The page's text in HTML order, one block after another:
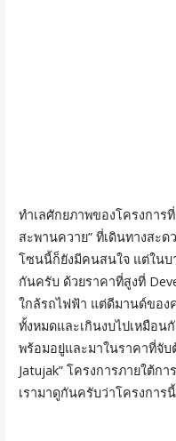
ทำเลศักยภาพของโครงการ
สะพานควาย” ที่เดินทางสะ
โซนนี้ก็ยังมีคนสนใจ แต่ในบ
กันครับ ด้วยราคาที่สูงที่
ใกล้รถไฟฟ้า แต่ดีมานด์ของ
ทั้งหมดและเกินงบไปเหมือน
พร้อมอยู่และมาในราคาที่จับ
Jatujak” โครงการภายใต้ก
เรามาดูกันครับว่าโครงการ